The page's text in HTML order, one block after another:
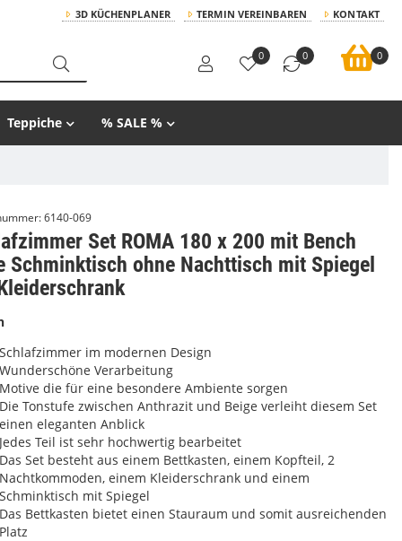
3D KÜCHENPLANER TERMIN VEREINBAREN KONTAKT
0 0 0
Teppiche % SALE %
6140-069
Set ROMA 180 x 200 mit Bench
Schminktisch ohne Nachttisch mit Spiegel
Schlafzimmer im modernen Design
Wunderschöne Verarbeitung
Motive die für eine besondere Ambiente sorgen
Die Tonstufe zwischen Anthrazit und Beige verleiht diesem Set
einen eleganten Anblick
Jedes Teil ist sehr hochwertig bearbeitet
Das Set besteht aus einem Bettkasten, einem Kopfteil, 2
Nachtkommoden, einem Kleiderschrank und einem
Schminktisch mit Spiegel
Das Bettkasten bietet einen Stauraum und somit ausreichenden
Platz